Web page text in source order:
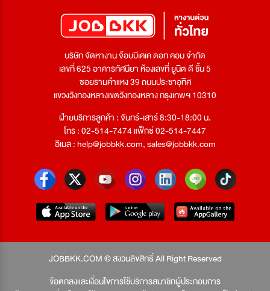
บริษัท จัดหางาน จ๊อบบีเคเค ดอท คอม จำกัด
เลขที่ 625 อาคารทัศนียา ห้องเลขที่ ยูนิต ดี ชั้น 5
ซอยรามคำแหง 39 ถนนประชาอุทิศ
แขวงวังทองหลางเขตวังทองหลาง กรุงเทพฯ 10310
ฝ่ายบริการลูกค้า : จันทร์-เสาร์ 8:30-18:00 น.
โทร : 02-514-7474 แฟ็กซ์ 02-514-7447
อีเมล :help@jobbkk.com,sales@jobbkk.com
JOBBKK.COM © สงวนลิขสิทธิ์ All Right Reserved
ข้อตกลงและเงื่อนไขการใช้บริการสมาชิกผู้ประกอบการ